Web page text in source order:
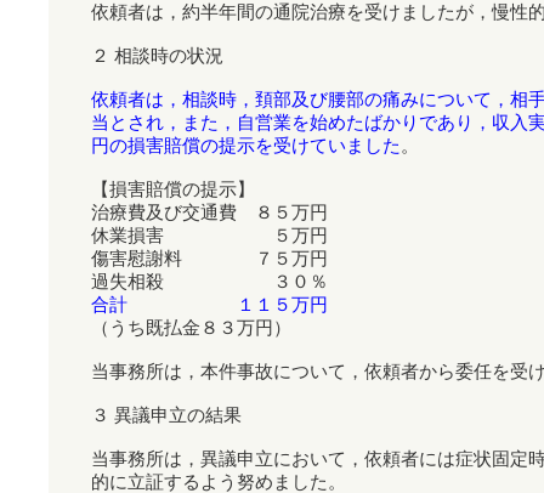
依頼者は，約半年間の通院治療を受けましたが，慢性
２ 相談時の状況
依頼者は，相談時，頚部及び腰部の痛みについて，相
当とされ，また，自営業を始めたばかりであり，収入
円の損害賠償の提示を受けていました 。
【損害賠償の提示】
治療費及び交通費 ８５万円
休業損害 ５万円
傷害慰謝料 ７５万円
過失相殺 ３０％
合計 １１５万円
（うち既払金８３万円）
当事務所は，本件事故について，依頼者から委任を受
３ 異議申立の結果
当事務所は，異議申立において，依頼者には症状固定
的に立証するよう努めました。